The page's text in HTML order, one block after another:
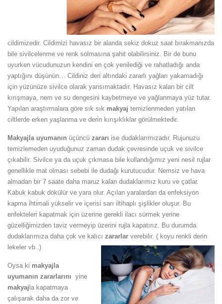
cildimizedir. Cildimizi havasız bir alanda sekiz dokuz saat bırakmanızda
bile sivilcelenme ve renk solmasına şahit olabilirsiniz. Bir de bunu
uyurken vücudunuzun kendini en çok yenilediği ve rahatladığı anda
yaptığını düşünün… Cildiniz deri altındaki zararlı yağları yakamadığı
için yüzünüze sivilce olarak yansımaktadır. Havasız kalan bir cilt
kırışmaya, nem ve su dengesini kaybetmeye ve yağlanmaya yüz tutar.
Yapılan araştırmalara göre sık sık makyaj temizlenmeden yatılan
ciltlerde erken yaşlanma ve derin kırışıklıklar görülmektedir.
Makyajla uyumanın üçüncü zararı ise dudaklarımızadır. Rujunuzu
temizlemeden uyuduğunuz zaman dudak çevresinde uçuk ve sivilce
çıkabilir. Sivilce ya da uçuk çıkmasa bile kullandığımız yeni nesil rujlar
genellikle mat olması sebebi ile dudağı kurutucudur. Nemsiz ve hava
almadan bir 7 saate daha maruz kalan dudaklarımız kuru ve çatlar.
Kabuk kabuk dökülür ve yara olur. Açılan yaralardan da enfeksiyon
kapma ihtimali yükselir ve içerisi sarı iltihaplı şişlikler oluşur. Bu
enfekteleri kapatmak için üzerine gerekli ilacı sürmek yerine
güzelliğimizden taviz vermeyip üzerini rujla kapatırız. Bu durumda
dudaklarımıza daha çok ve kalıcı zararlar verebilir. ( koyu renkli derin
lekeler vb..)
Oysa ki makyajla
uyumanın zararlarını yine
makyaj la kapatmaya
çalışarak daha da zor ve